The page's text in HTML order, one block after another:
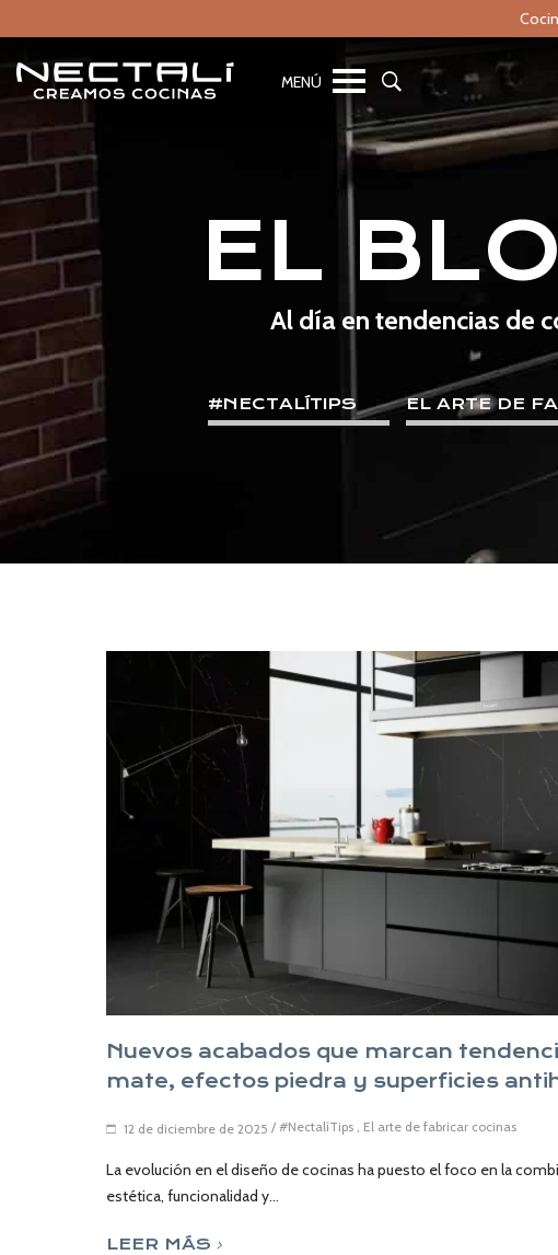
EL
Al día en tendencias de
#NECTALÍTIPS EL ARTE DE
Nuevos acabados que marcan
mate, efectos piedra y superficies
12 de diciembre de 2025 / #NectalíTips El arte de fabricar cocinas
La evolución en el diseño de cocinas ha puesto el foco en la
estética, funcionalidad y...
LEER MÁS